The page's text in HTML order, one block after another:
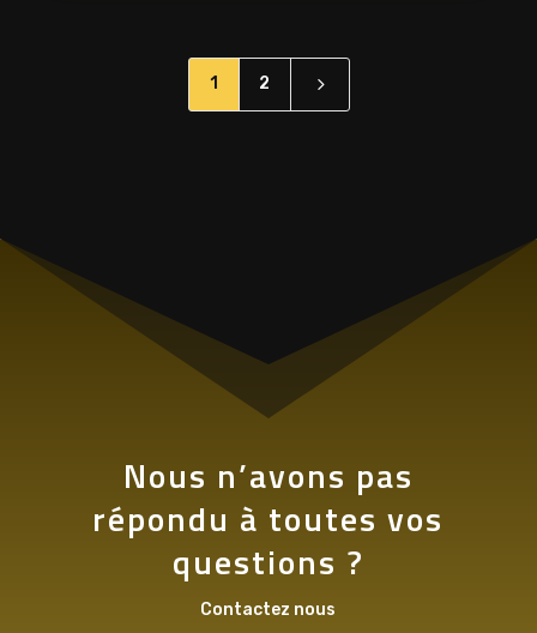
1 2 5
Nous n’avons pas
répondu à toutes vos
questions ?
Contactez nous